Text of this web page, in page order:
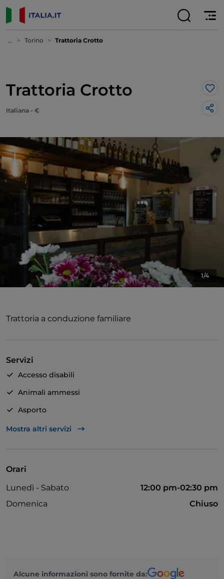
... Torino Trattoria Crotto
Trattoria Crotto
Italiana - €
1/4
Trattoria a conduzione familiare
Servizi
Accesso disabili
Animali ammessi
Asporto
Bagno per disabili
Mostra altri servizi
Orari
Lunedì - Sabato
12:00 pm-02:30 pm
Domenica
Chiuso
Alcune informazioni sono fornite da: